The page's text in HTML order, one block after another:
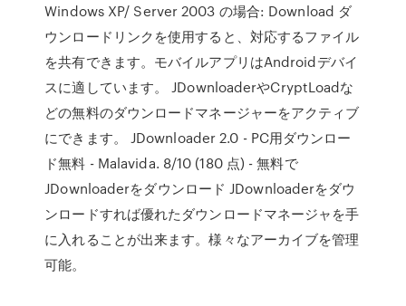
Windows XP/ Server 2003 の場合: Download ダ
ウンロードリンクを使用すると、対応するファイル
を共有できます。モバイルアプリはAndroidデバイ
スに適しています。 JDownloaderやCryptLoadな
どの無料のダウンロードマネージャーをアクティブ
にできます。 JDownloader 2.0 - PC用ダウンロー
ド無料 - Malavida. 8/10 (180 点) - 無料で
JDownloaderをダウンロード JDownloaderをダウ
ンロードすれば優れたダウンロードマネージャを手
に入れることが出来ます。様々なアーカイブを管理
可能。